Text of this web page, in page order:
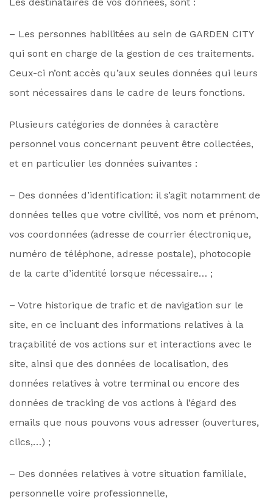
– Les personnes habilitées au sein de GARDEN CITY
qui sont en charge de la gestion de ces traitements.
Ceux-ci n’ont accès qu’aux seules données qui leurs
sont nécessaires dans le cadre de leurs fonctions.
Plusieurs catégories de données à caractère
personnel vous concernant peuvent être collectées,
et en particulier les données suivantes :
– Des données d’identification: il s’agit notamment de
données telles que votre civilité, vos nom et prénom,
vos coordonnées (adresse de courrier électronique,
numéro de téléphone, adresse postale), photocopie
de la carte d’identité lorsque nécessaire… ;
– Votre historique de trafic et de navigation sur le
site, en ce incluant des informations relatives à la
traçabilité de vos actions sur et interactions avec le
site, ainsi que des données de localisation, des
données relatives à votre terminal ou encore des
données de tracking de vos actions à l’égard des
emails que nous pouvons vous adresser (ouvertures,
clics,…) ;
– Des données relatives à votre situation familiale,
personnelle voire professionnelle,